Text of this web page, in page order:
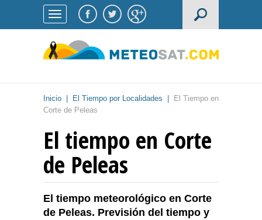
Inicio El Tiempo por Localidades
El Tiempo en
Corte de Peleas
El tiempo en Corte
de Peleas
El tiempo meteorológico en Corte
de Peleas. Previsión del tiempo y